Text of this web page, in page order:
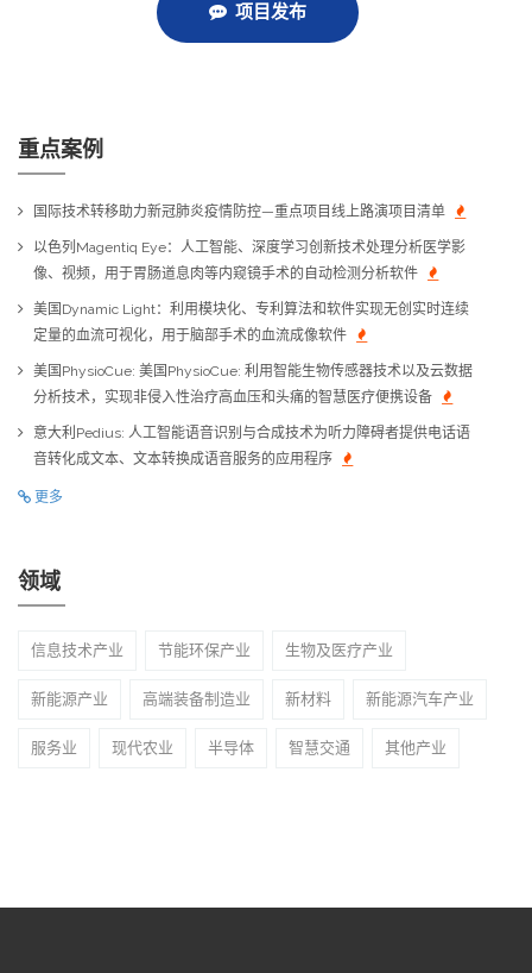
项目发布
重点案例
国际技术转移助力新冠肺炎疫情防控—重点项目线上路演项目清单
以色列Magentiq Eye：人工智能、深度学习创新技术处理分析医学影
像、视频，用于胃肠道息肉等内窥镜手术的自动检测分析软件
美国Dynamic Light：利用模块化、专利算法和软件实现无创实时连续
定量的血流可视化，用于脑部手术的血流成像软件
美国PhysioCue: 美国PhysioCue: 利用智能生物传感器技术以及云数据
分析技术，实现非侵入性治疗高血压和头痛的智慧医疗便携设备
意大利Pedius: 人工智能语音识别与合成技术为听力障碍者提供电话语
音转化成文本、文本转换成语音服务的应用程序
更多
领域
信息技术产业 节能环保产业 生物及医疗产业
新能源产业 高端装备制造业 新材料 新能源汽车产业
服务业 现代农业 半导体 智慧交通 其他产业